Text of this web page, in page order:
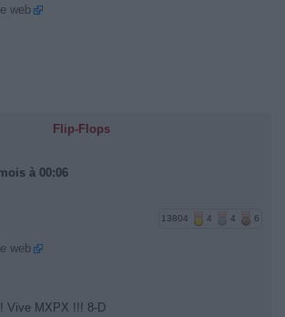
web
Flip-Flops
à 00:06
13804 4 4 6
web
Vive MXPX !!! 8-D